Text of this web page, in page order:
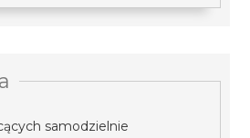
samodzielnie